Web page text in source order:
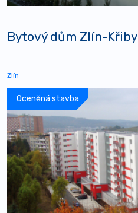
Bytový dům Zlín-Křiby
Zlín
Oceněná stavba